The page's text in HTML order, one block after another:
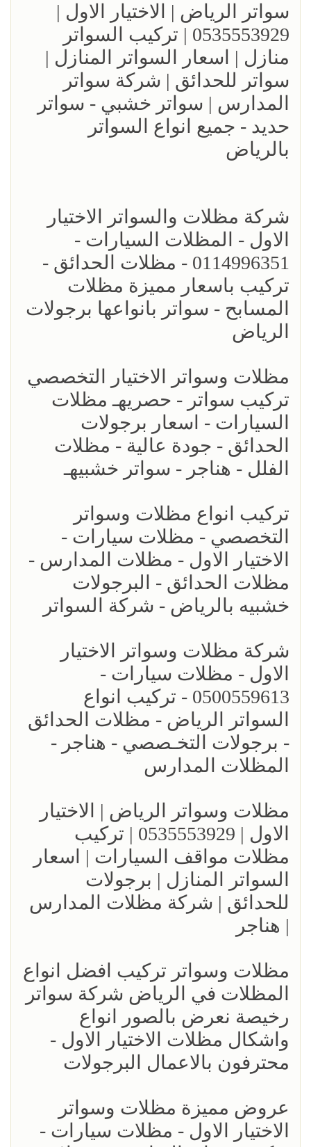
سواتر الرياض | الاختيار الاول |
0535553929 | تركيب السواتر
منازل | اسعار السواتر المنازل |
سواتر للحدائق | شركة سواتر
المدارس | سواتر خشبي - سواتر
حديد - جميع انواع السواتر
بالرياض
شركة مظلات والسواتر الاختيار
الاول - المظلات السيارات -
0114996351 - مظلات الحدائق -
تركيب باسعار مميزة مظلات
المسابح - سواتر بانواعها برجولات
الرياض
مظلات وسواتر الاختيار التخصصي
تركيب سواتر - حصريهـ مظلات
السيارات - اسعار برجولات
الحدائق - جودة عالية - مظلات
الفلل - هناجر - سواتر خشبيهـ
تركيب انواع مظلات وسواتر
التخصصي - مظلات سيارات -
الاختيار الاول - مظلات المدارس -
مظلات الحدائق - البرجولات
خشبيه بالرياض - شركة السواتر
شركة مظلات وسواتر الاختيار
الاول - مظلات سيارات -
0500559613 - تركيب انواع
السواتر الرياض - مظلات الحدائق
- برجولات التخـصصي - هناجر -
المظلات المدارس
مظلات وسواتر الرياض | الاختيار
الاول | 0535553929 | تركيب
مظلات مواقف السيارات | اسعار
السواتر المنازل | برجولات
للحدائق | شركة مظلات المدارس
| هناجر
مظلات وسواتر تركيب افضل انواع
المظلات في الرياض شركة سواتر
رخيصة نعرض بالصور انواع
واشكال مظلات الاختيار الاول -
محترفون بالاعمال البرجولات
عروض مميزة مظلات وسواتر
الاختيار الاول - مظلات سيارات -